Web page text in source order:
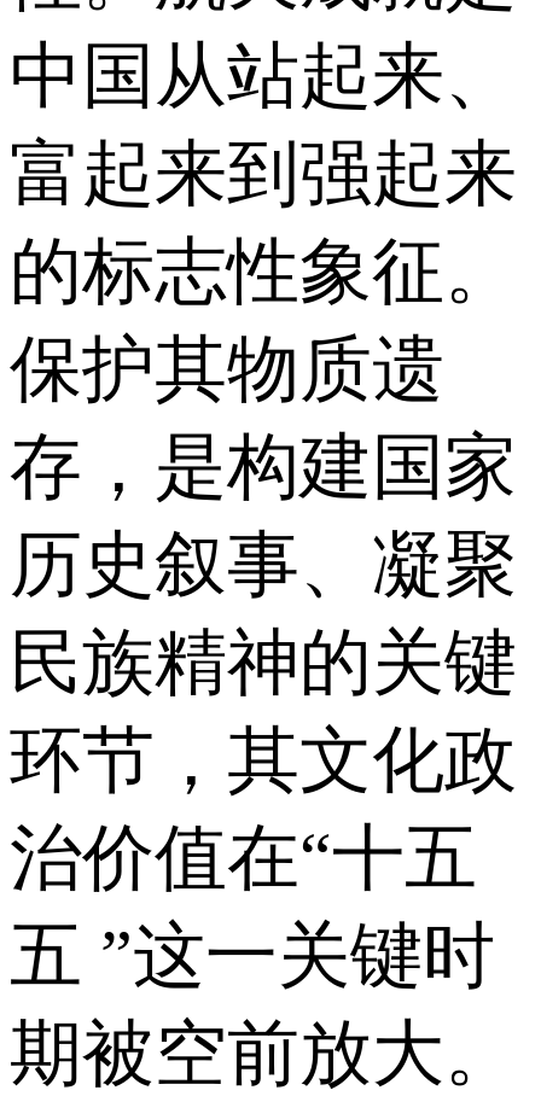
中国从站起来、
富起来到强起来
的标志性象征。
保护其物质遗
存，是构建国家
历史叙事、凝聚
民族精神的关键
环节，其文化政
治价值在“十五
五 ”这一关键时
期被空前放大。